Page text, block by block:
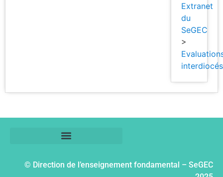
Extranet
du
SeGEC
>
© Direction de l’enseignement fondamental – SeGEC